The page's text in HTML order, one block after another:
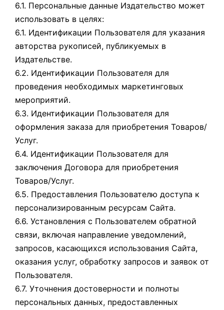
6.1. Персональные данные Издательство может
использовать в целях:
6.1. Идентификации Пользователя для указания
авторства рукописей, публикуемых в
Издательстве.
6.2. Идентификации Пользователя для
проведения необходимых маркетинговых
мероприятий.
6.3. Идентификации Пользователя для
оформления заказа для приобретения Товаров/
Услуг.
6.4. Идентификации Пользователя для
заключения Договора для приобретения
Товаров/Услуг.
6.5. Предоставления Пользователю доступа к
персонализированным ресурсам Сайта.
6.6. Установления с Пользователем обратной
связи, включая направление уведомлений,
запросов, касающихся использования Сайта,
оказания услуг, обработку запросов и заявок от
Пользователя.
6.7. Уточнения достоверности и полноты
персональных данных, предоставленных